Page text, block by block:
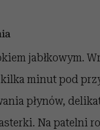
jabłkowym.
minut pod
płynów,
Na patelni